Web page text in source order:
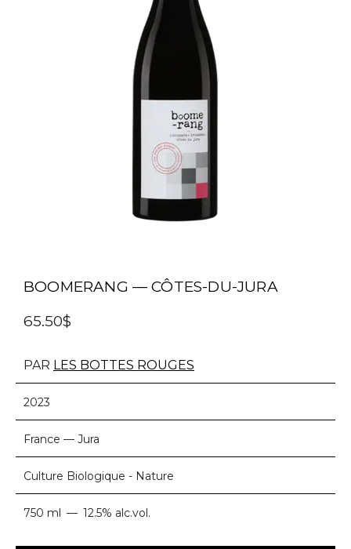
BOOMERANG — CÔTES-DU-JURA
65.50$
PAR LES BOTTES ROUGES
2023
France — Jura
Culture Biologique - Nature
750 ml 12.5% alc.vol.